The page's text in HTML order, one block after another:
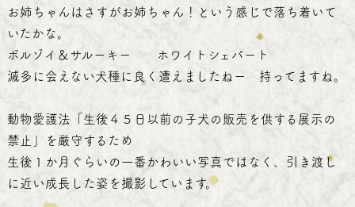
お姉ちゃんはさすがお姉ちゃん！という感じで落ち着いて
いたかな。
ボルゾイ＆サルーキー ホワイトシェパート
滅多に会えない犬種に良く遭えましたねー 持ってますね。
動物愛護法「生後４５日以前の子犬の販売を供する展示の
禁止」を厳守するため
生後１か月ぐらいの一番かわいい写真ではなく、引き渡し
に近い成長した姿を撮影しています。